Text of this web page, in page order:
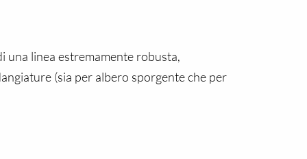
una linea estremamente robusta,
(sia per albero sporgente che per